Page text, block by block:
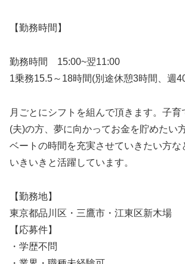
【勤務時間】
勤務時間 15:00~翌11:00
1乗務15.5～18時間(別途休憩3時間、週
月ごとにシフトを組んで頂きます。子
(夫)の方、夢に向かってお金を貯めたい
ベートの時間を充実させていきたい方な
いきいきと活躍しています。
【勤務地】
東京都品川区・三鷹市・江東区新木場
【応募件】
・学歴不問